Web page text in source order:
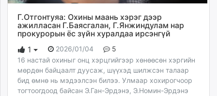
Г.Отгонтуяа: Охины маань хэрэг дээр
ажилласан Г.Баясгалан, Г.Янжиндулам нар
прокурорын ёс зүйн хуралдаа ирсэнгүй
1
2026/01/04
5
16 настай охиныг онц хэрцгийгээр хөнөөсөн хэргийн
мөрдөн байцаалт дуусаж, шүүхэд шилжсэн талаар
бид өмнө нь мэдээлсэн билээ. Улмаар хохирогчоор
тогтоогдоод байсан Э.Ган-Эрдэнэ, Э.Номин-Эрдэнэ